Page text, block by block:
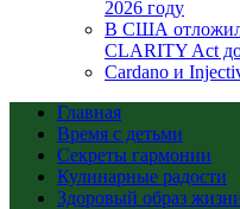
2026 году
В США
CLARITY Act
Cardano и
Главная
Время с детьми
Секреты гармонии
Кулинарные радости
Здоровый образ